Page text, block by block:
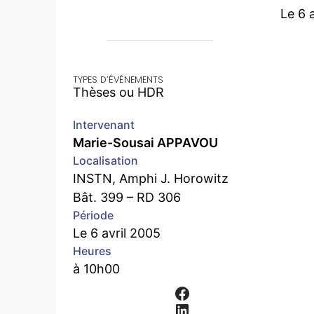
Le 6
TYPES D’ÉVÉNEMENTS
Thèses ou HDR
Intervenant
Marie-Sousai APPAVOU
Localisation
INSTN, Amphi J. Horowitz
Bât. 399 – RD 306​
Période
Le 6 avril 2005
Heures
à 10h00
Facebook
LinkedIn